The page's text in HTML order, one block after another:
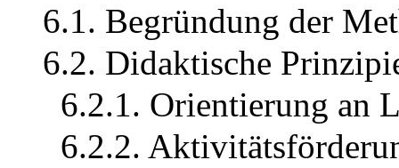
6.1. Begründung der
6.2. Didaktische
6.2.1. Orientierung an
6.2.2.